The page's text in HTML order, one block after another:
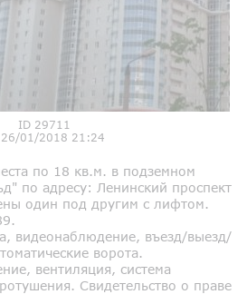
ID 29711
26/01/2018 21:24
по 18 кв.м. в подземном
по адресу: Ленинский проспект
один под другим с лифтом.
видеонаблюдение, въезд/выезд/
ворота.
вентиляция, система
Свидетельство о праве